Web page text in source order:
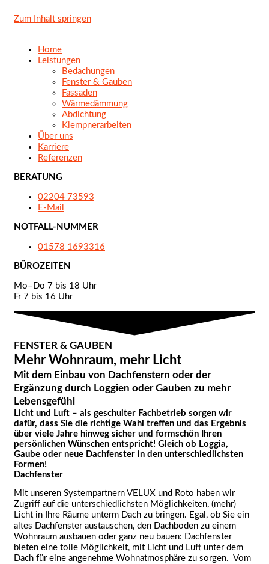
Zum Inhalt springen
Home
Leistungen
Bedachungen
Fenster & Gauben
Fassaden
Wärmedämmung
Abdichtung
Klempnerarbeiten
Über uns
Karriere
Referenzen
BERATUNG
02204 73593
E-Mail
NOTFALL-NUMMER
01578 1693316
BÜROZEITEN
Mo–Do 7 bis 18 Uhr
Fr 7 bis 16 Uhr
FENSTER & GAUBEN
Mehr Wohnraum, mehr Licht
Mit dem Einbau von Dachfenstern oder der
Ergänzung durch Loggien oder Gauben zu mehr
Lebensgefühl
Licht und Luft – als geschulter Fachbetrieb sorgen wir
dafür, dass Sie die richtige Wahl treffen und das Ergebnis
über viele Jahre hinweg sicher und formschön Ihren
persönlichen Wünschen entspricht! Gleich ob Loggia,
Gaube oder neue Dachfenster in den unterschiedlichsten
Formen!
Dachfenster
Mit unseren Systempartnern VELUX und Roto haben wir
Zugriff auf die unterschiedlichsten Möglichkeiten, (mehr)
Licht in Ihre Räume unterm Dach zu bringen. Egal, ob Sie ein
altes Dachfenster austauschen, den Dachboden zu einem
Wohnraum ausbauen oder ganz neu bauen: Dachfenster
bieten eine tolle Möglichkeit, mit Licht und Luft unter dem
Dach für eine angenehme Wohnatmosphäre zu sorgen. Vom